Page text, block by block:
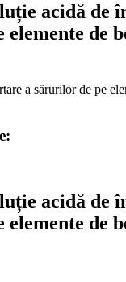
acidă de
de
a sărurilor de pe
acidă de
de